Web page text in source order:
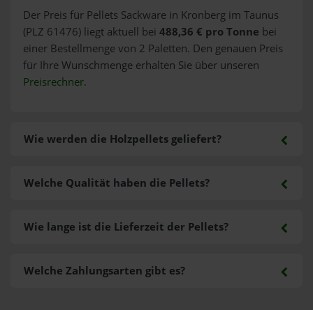
Der Preis für Pellets Sackware in Kronberg im Taunus
(PLZ 61476) liegt aktuell bei 488,36 € pro Tonne bei
einer Bestellmenge von 2 Paletten. Den genauen Preis
für Ihre Wunschmenge erhalten Sie über unseren
Preisrechner.
Wie werden die Holzpellets geliefert?
Welche Zahlungsarten gibt es?
Welche Qualität haben die Pellets?
Wie lange ist die Lieferzeit der Pellets?